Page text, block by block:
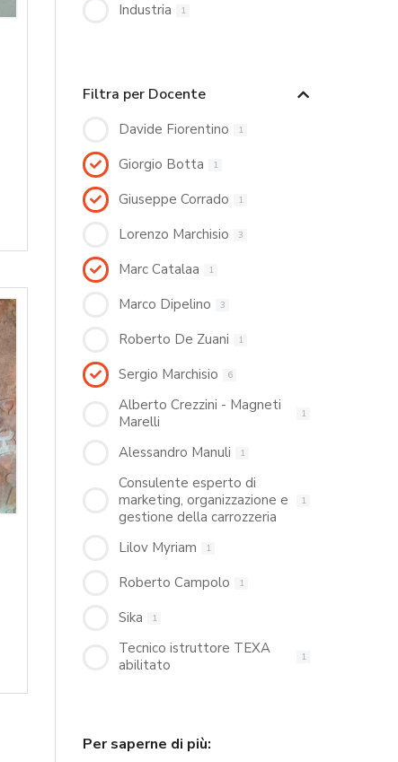
Industria 1
Filtra per Docente
Davide Fiorentino 1
Giorgio Botta 1
Giuseppe Corrado 1
Lorenzo Marchisio 3
Marc Catalaa 1
Marco Dipelino 3
Roberto De Zuani 1
Sergio Marchisio 6
Alberto Crezzini - Magneti
Marelli
1
Alessandro Manuli 1
Consulente esperto di
marketing, organizzazione e
gestione della carrozzeria
1
Lilov Myriam 1
Roberto Campolo 1
Sika 1
Tecnico istruttore TEXA
abilitato
1
Per saperne di più: